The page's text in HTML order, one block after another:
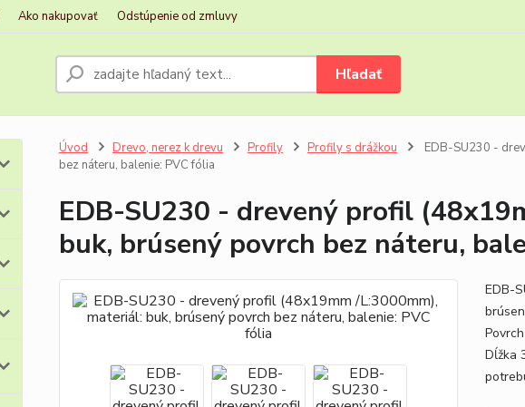
Ako nakupovať Odstúpenie od zmluvy
Hľadať
Úvod Drevo, nerez k drevu Profily Profily s drážkou
EDB-SU230 -
bez náteru, balenie: PVC fólia
EDB-SU230 - drevený profil
buk, brúsený povrch bez náteru,
EDB-
Dĺžka